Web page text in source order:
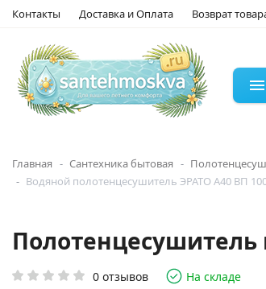
Контакты Доставка и Оплата Возврат
Главная Сантехника бытовая
Водяной полотенцесушитель ЭРАТО А40 ВП
Полотенцесушитель
0 отзывов На складе